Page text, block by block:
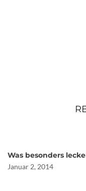
Was besonders
Januar 2, 2014